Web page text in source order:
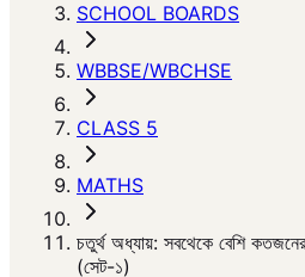
SCHOOL BOARDS
WBBSE/WBCHSE
CLASS 5
MATHS
চতুর্থ অধ্যায়: সবথেকে বেশি
(সেট-১)